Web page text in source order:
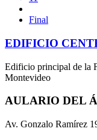
Final
EDIFICIO
Edificio principal de la
Montevideo
AULARIO DEL
Av. Gonzalo Ramírez